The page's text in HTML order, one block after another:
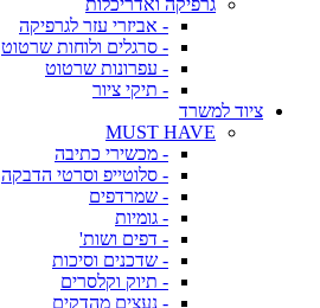
גרפיקה ואדריכלות
- אביזרי עזר לגרפיקה
- סרגלים ולוחות שרטוט
- עפרונות שרטוט
- תיקי ציור
ציוד למשרד
MUST HAVE
- מכשירי כתיבה
- סלוטייפ וסרטי הדבקה
- שמרדפים
- גומיות
- דפים ושות'
- שדכנים וסיכות
- תיוק וקלסרים
- נעצים מהדקים